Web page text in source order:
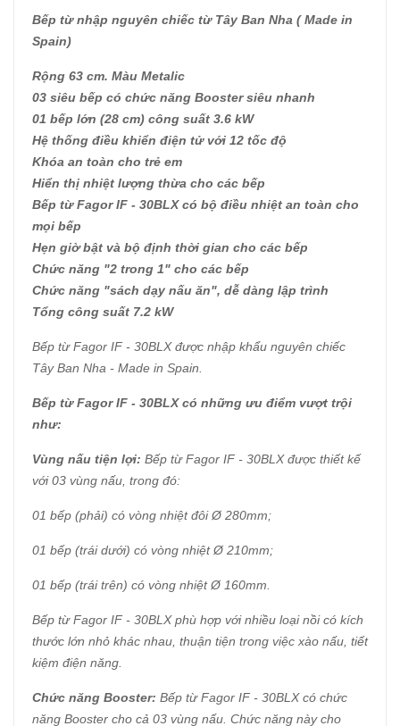
Bếp từ nhập nguyên chiếc từ Tây Ban Nha ( Made in
Spain)
Rộng 63 cm. Màu Metalic
03 siêu bếp có chức năng Booster siêu nhanh
01 bếp lớn (28 cm) công suất 3.6 kW
Hệ thống điều khiển điện tử với 12 tốc độ
Khóa an toàn cho trẻ em
Hiển thị nhiệt lượng thừa cho các bếp
Bếp từ Fagor IF - 30BLX có bộ điều nhiệt an toàn cho
mọi bếp
Hẹn giờ bật và bộ định thời gian cho các bếp
Chức năng "2 trong 1" cho các bếp
Chức năng "sách dạy nấu ăn", dễ dàng lập trình
Tổng công suất 7.2 kW
Bếp từ Fagor IF - 30BLX được nhập khẩu nguyên chiếc
Tây Ban Nha - Made in Spain.
Bếp từ Fagor IF - 30BLX có những ưu điểm vượt trội
như:
Vùng nấu tiện lợi: Bếp từ Fagor IF - 30BLX được thiết kế
với 03 vùng nấu, trong đó:
01 bếp (phải) có vòng nhiệt đôi Ø 280mm;
01 bếp (trái dưới) có vòng nhiệt Ø 210mm;
01 bếp (trái trên) có vòng nhiệt Ø 160mm.
Bếp từ Fagor IF - 30BLX phù hợp với nhiều loại nồi có kích
thước lớn nhỏ khác nhau, thuận tiện trong việc xào nấu, tiết
kiệm điện năng.
Chức năng Booster: Bếp từ Fagor IF - 30BLX có chức
năng Booster cho cả 03 vùng nấu. Chức năng này cho